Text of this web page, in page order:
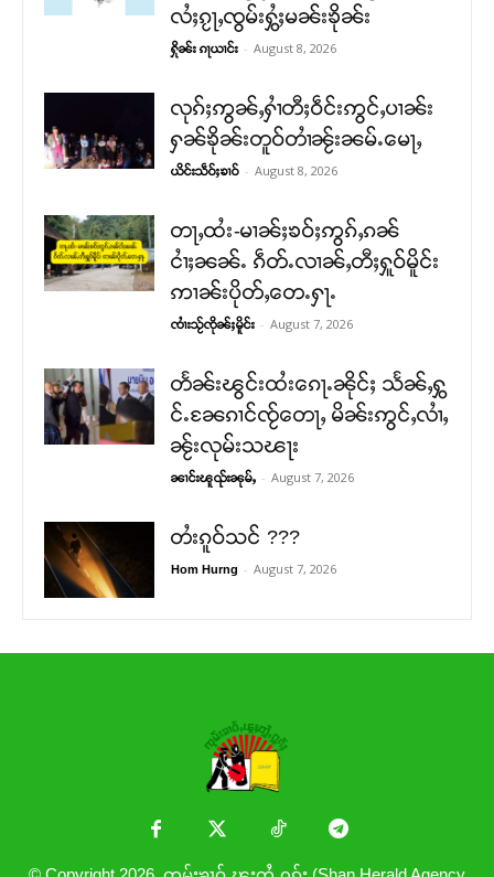
လႆႈၵႂႃႇၸွမ်းႁွႆႈမၼ်းၶိုၼ်း
ႁိုၼ်း ၵႃယၢင်း - August 8, 2026
လုၵ်ႈဢွၼ်ႇႁၢႆတီႈဝဵင်းဢွင်ႇပၢၼ်း
ႁၼ်ၶိုၼ်းတူဝ်တၢႆၼႂ်းၼမ်ႉမေႃႇ
ယိင်းသဵဝ်ႈၶၢဝ် - August 8, 2026
တႃႇထႆး-မၢၼ်ႈၶဝ်ႈဢွၵ်ႇၵၼ်
ငၢႆႈၼၼ်ႉ ၵဵတ်ႉလၢၼ်ႇတီႈႁူဝ်မိူင်း
ဢၢၼ်းပိုတ်ႇတေႉႁႃႉ
ၸၢႆးသႂ်ၸိုၼ်ႈမိူင်း - August 7, 2026
တႅၼ်းၽွင်းထႆးၵေႃႉၼိုင်ႈ သႅၼ်ႇႁွ
င်ႉၼႄၵၢင်ၸႂ်တေႃႇ မိၼ်းဢွင်ႇလၢႆႇ
ၼႂ်းလုမ်းသၽႃး
ၼၢင်းၽူၺ်းၼုမ်ႇ - August 7, 2026
တႆးၵူဝ်သင် ???
Hom Hurng - August 7, 2026